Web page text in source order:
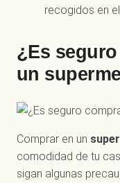
recogidos en
¿Es
un
Comprar en un
comodidad de tu
sigan algunas